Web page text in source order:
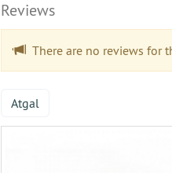
Reviews
There are no reviews for
Atgal